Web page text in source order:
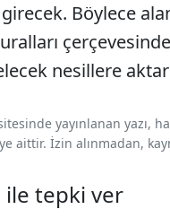
Böylece
nesillere
yayınlanan yazı,
aittir. İzin alınmadan,
ile tepki ver